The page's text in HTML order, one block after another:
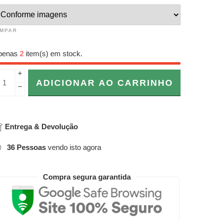
2 item(s) em stock.
+
−
ADICIONAR AO CARRINHO
Entrega & Devolução
36 Pessoas vendo isto agora
Compra segura garantida